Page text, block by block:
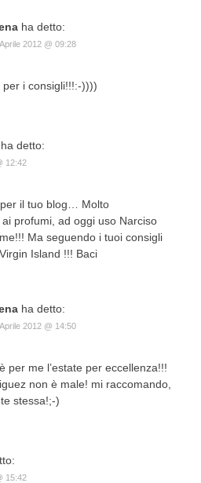
ha detto:
2012 @ 09:28
i consigli!!!:-))))
ha detto:
12:42
il tuo blog… Molto
profumi, ad oggi uso Narciso
Ma seguendo i tuoi consigli
Island !!! Baci
ha detto:
2012 @ 14:50
per me l’estate per eccellenza!!!
non è male! mi raccomando,
stessa!;-)
15:42